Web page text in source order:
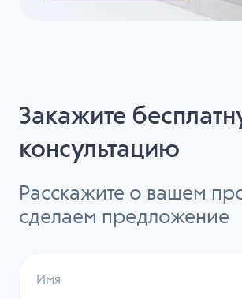
Закажите
консультацию
Расскажите о вашем
сделаем предложение
Имя